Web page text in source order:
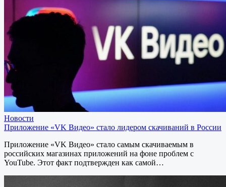
Новости
Приложение «VK Видео» стало лидером скачиваний в России
Приложение «VK Видео» стало самым скачиваемым в
российских магазинах приложений на фоне проблем с
YouTube. Этот факт подтвержден как самой…